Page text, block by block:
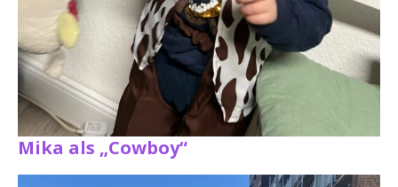
Mika als „Cowboy“